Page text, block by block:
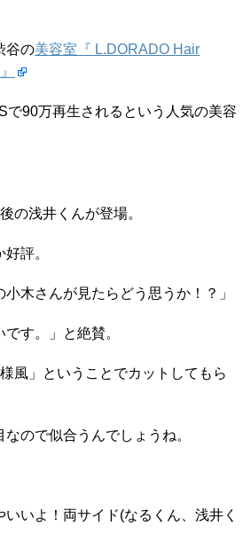
谷の美容室『 L.DORADO Hair
で90万再生されるという人気の美容
の浅井くんが登場。
評。
木さんが見たらどう思うか！？」
す。」と絶賛。
風」ということでカットしてもら
ので似合うんでしょうね。
いよ！両サイド(なるくん、浅井く